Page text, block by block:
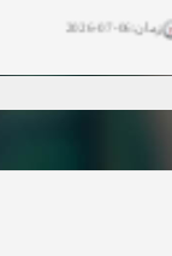
04-2025